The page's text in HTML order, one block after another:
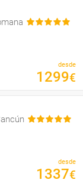
desde
1299€
desde
1337€